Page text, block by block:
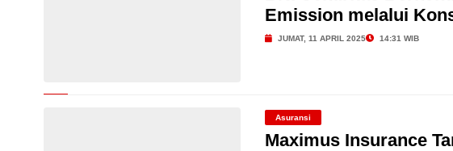
Emission melalui
JUMAT, 11 APRIL 2025 14:31 WIB
Asuransi
Maximus Insurance